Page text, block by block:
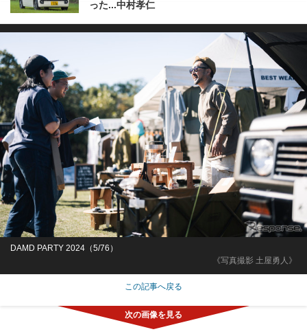
った...中村孝仁
《写真撮影 土屋勇人》
DAMD PARTY 2024（5/76）
この記事へ戻る